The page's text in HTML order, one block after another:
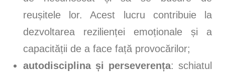
reușitele lor. Acest lucru contribuie la
dezvoltarea rezilienței emoționale și a
capacității de a face față provocărilor;
autodisciplina și perseverența: schiatul